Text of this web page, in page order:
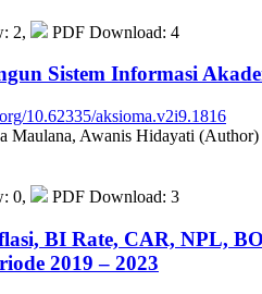
2,
PDF Download: 4
Sistem Informasi
10.62335/aksioma.v2i9.1816
Maulana, Awanis Hidayati (Author)
0,
PDF Download: 3
BI Rate, CAR, NPL,
2019 – 2023